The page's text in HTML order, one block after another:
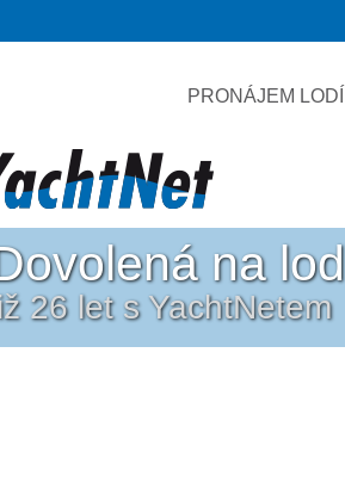
PRONÁJEM LODÍ
na
26 let s YachtNetem